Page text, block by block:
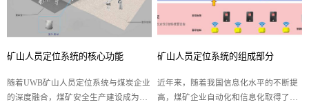
矿山人员定位系统的核心功能
随着UWB矿山人员定位系统与煤炭企业
的深度融合，煤矿安全生产建设成为煤
矿山人员定位系统的组成部分
近年来，随着我国信息化水平的不断提
高，煤矿企业自动化和信息化取得了良